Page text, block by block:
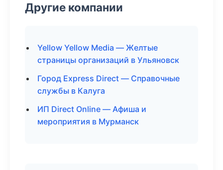
Другие компании
Yellow Yellow Media — Желтые
страницы организаций в Ульяновск
Город Express Direct — Справочные
службы в Калуга
ИП Direct Online — Афиша и
мероприятия в Мурманск